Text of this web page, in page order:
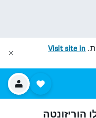
Visit site in